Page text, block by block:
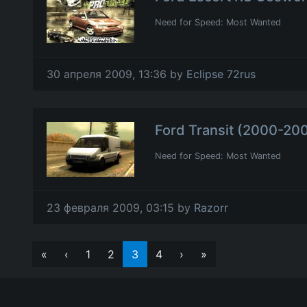
Need for Speed: Most Wanted
30 апреля 2009, 13:36 by Eclipse 72rus
Ford Transit (2000-
Need for Speed: Most Wanted
23 февраля 2009, 03:15 by Razorr
« ‹ 1 2 3 4 › »